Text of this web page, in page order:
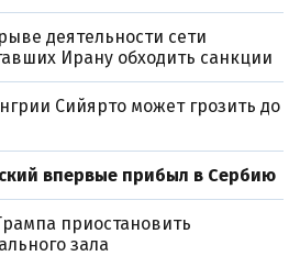
деятельности сети
Ирану обходить санкции
Сийярто может грозить до
впервые прибыл в Сербию
приостановить
зала